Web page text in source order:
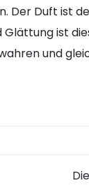
Der Duft ist
ist
und